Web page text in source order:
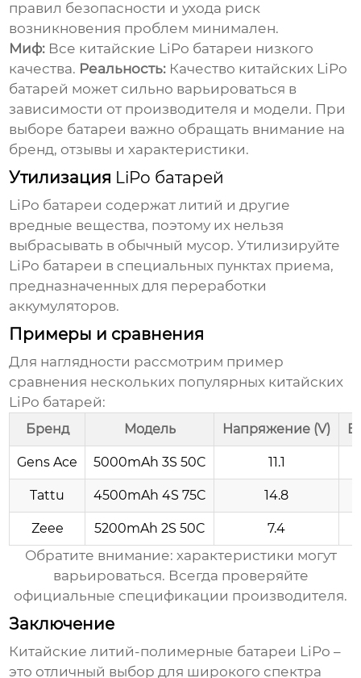
правил безопасности и ухода риск
возникновения проблем минимален.
Миф: Все китайские LiPo батареи низкого
качества. Реальность: Качество китайских LiPo
батарей может сильно варьироваться в
зависимости от производителя и модели. При
выборе батареи важно обращать внимание на
бренд, отзывы и характеристики.
Утилизация LiPo батарей
LiPo батареи содержат литий и другие
вредные вещества, поэтому их нельзя
выбрасывать в обычный мусор. Утилизируйте
LiPo батареи в специальных пунктах приема,
предназначенных для переработки
аккумуляторов.
Примеры и сравнения
Для наглядности рассмотрим пример
сравнения нескольких популярных китайских
LiPo батарей:
Бренд Модель Напряжение (V)
Gens Ace 5000mAh 3S 50C 11.1
Tattu 4500mAh 4S 75C 14.8
Zeee 5200mAh 2S 50C 7.4
Обратите внимание: характеристики могут
варьироваться. Всегда проверяйте
официальные спецификации производителя.
Заключение
Китайские литий-полимерные батареи LiPo –
это отличный выбор для широкого спектра